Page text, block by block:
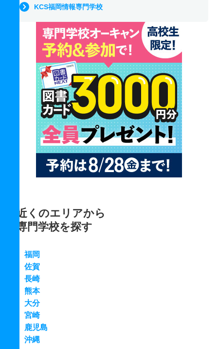
KCS福岡情報専門学校
近くのエリアから
専門学校を探す
福岡
佐賀
長崎
熊本
大分
宮崎
鹿児島
沖縄